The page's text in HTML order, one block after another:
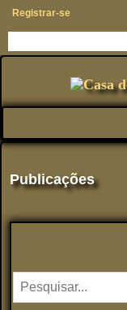
Registrar-se
Publicações